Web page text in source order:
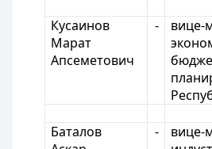
Кусаинов
Марат
Апсеметович
-
вице-
Баталов
-
вице-